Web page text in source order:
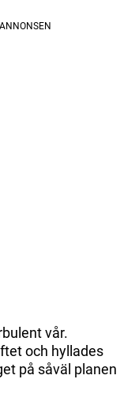
vår.
och hyllades
på såväl planen